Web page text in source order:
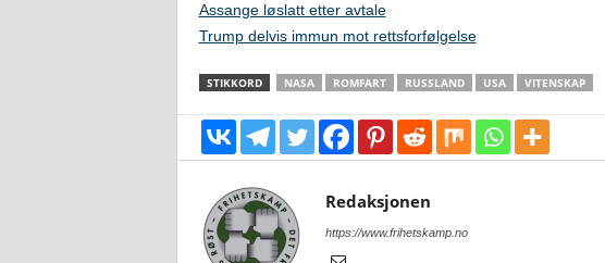
Assange løslatt etter avtale
Trump delvis immun mot rettsforfølgelse
STIKKORD NASA ROMFART RUSSLAND USA VITENSKAP
Redaksjonen
https://www.frihetskamp.no